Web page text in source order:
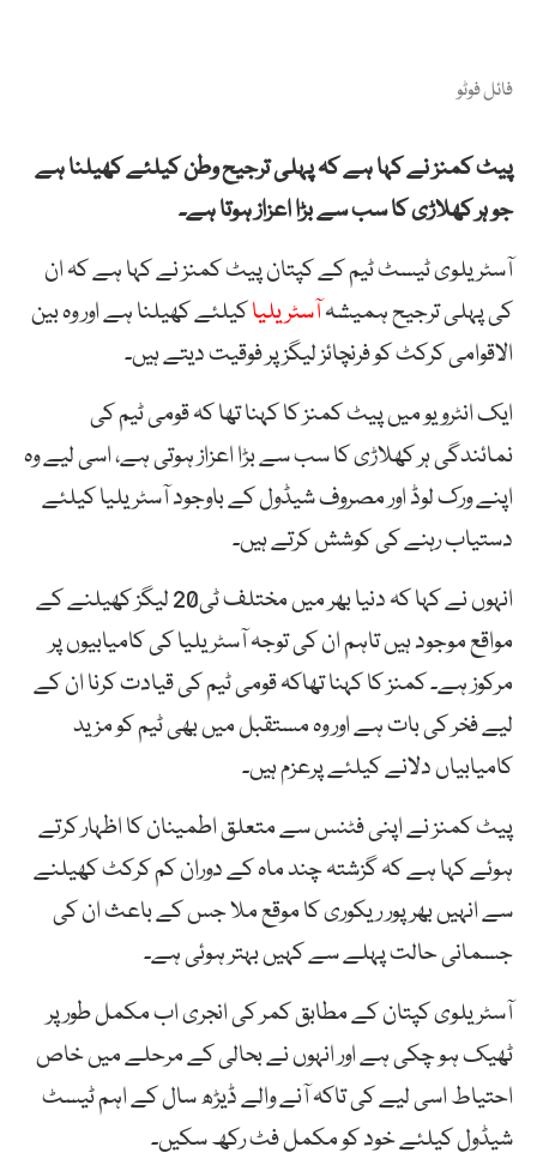
فائل فوٹو
پیٹ کمنز نے کہا ہے کہ پہلی ترجیح وطن کیلئے کھیلنا ہے
جو ہر کھلاڑی کا سب سے بڑا اعزاز ہوتا ہے۔
آسٹریلوی ٹیسٹ ٹیم کے کپتان پیٹ کمنز نے کہا ہے کہ ان
کی پہلی ترجیح ہمیشہآسٹریلیاکیلئے کھیلنا ہے اور وہ بین
الاقوامی کرکٹ کو فرنچائز لیگز پر فوقیت دیتے ہیں۔
ایک انٹرویو میں پیٹ کمنز کا کہنا تھا کہ قومی ٹیم کی
نمائندگی ہر کھلاڑی کا سب سے بڑا اعزاز ہوتی ہے، اسی لیے وہ
اپنے ورک لوڈ اور مصروف شیڈول کے باوجود آسٹریلیا کیلئے
دستیاب رہنے کی کوشش کرتے ہیں۔
انہوں نے کہا کہ دنیا بھر میں مختلف ٹی20 لیگز کھیلنے کے
مواقع موجود ہیں تاہم ان کی توجہ آسٹریلیا کی کامیابیوں پر
مرکوز ہے۔ کمنز کا کہنا تھاکہ قومی ٹیم کی قیادت کرنا ان کے
لیے فخر کی بات ہے اور وہ مستقبل میں بھی ٹیم کو مزید
کامیابیاں دلانے کیلئے پرعزم ہیں۔
پیٹ کمنز نے اپنی فٹنس سے متعلق اطمینان کا اظہار کرتے
ہوئے کہا ہے کہ گزشتہ چند ماہ کے دوران کم کرکٹ کھیلنے
سے انہیں بھرپور ریکوری کا موقع ملا جس کے باعث ان کی
جسمانی حالت پہلے سے کہیں بہتر ہوئی ہے۔
آسٹریلوی کپتان کے مطابق کمر کی انجری اب مکمل طور پر
ٹھیک ہو چکی ہے اور انہوں نے بحالی کے مرحلے میں خاص
احتیاط اسی لیے کی تاکہ آنے والے ڈیڑھ سال کے اہم ٹیسٹ
شیڈول کیلئے خود کو مکمل فٹ رکھ سکیں۔